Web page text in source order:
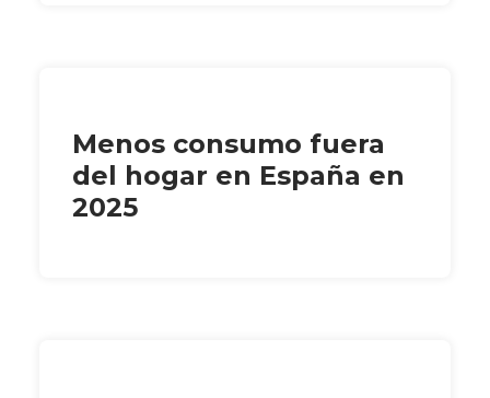
Menos consumo fuera
del hogar en España en
2025